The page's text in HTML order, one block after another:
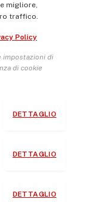
migliore,
traffico.
Policy
impostazioni di
di cookie
DETTAGLIO
DETTAGLIO
DETTAGLIO